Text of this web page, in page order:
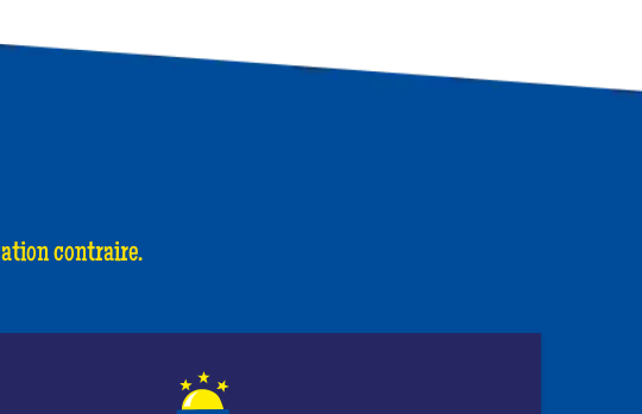
contraire.